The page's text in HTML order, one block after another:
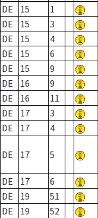
DE
15 1
DE
15 3
DE
15 4
DE
15 6
DE
15 9
DE
16 9
DE
16 11
DE
17 3
DE
17 4
DE 17 5
DE 17 6
DE
19 51
DE
19 52